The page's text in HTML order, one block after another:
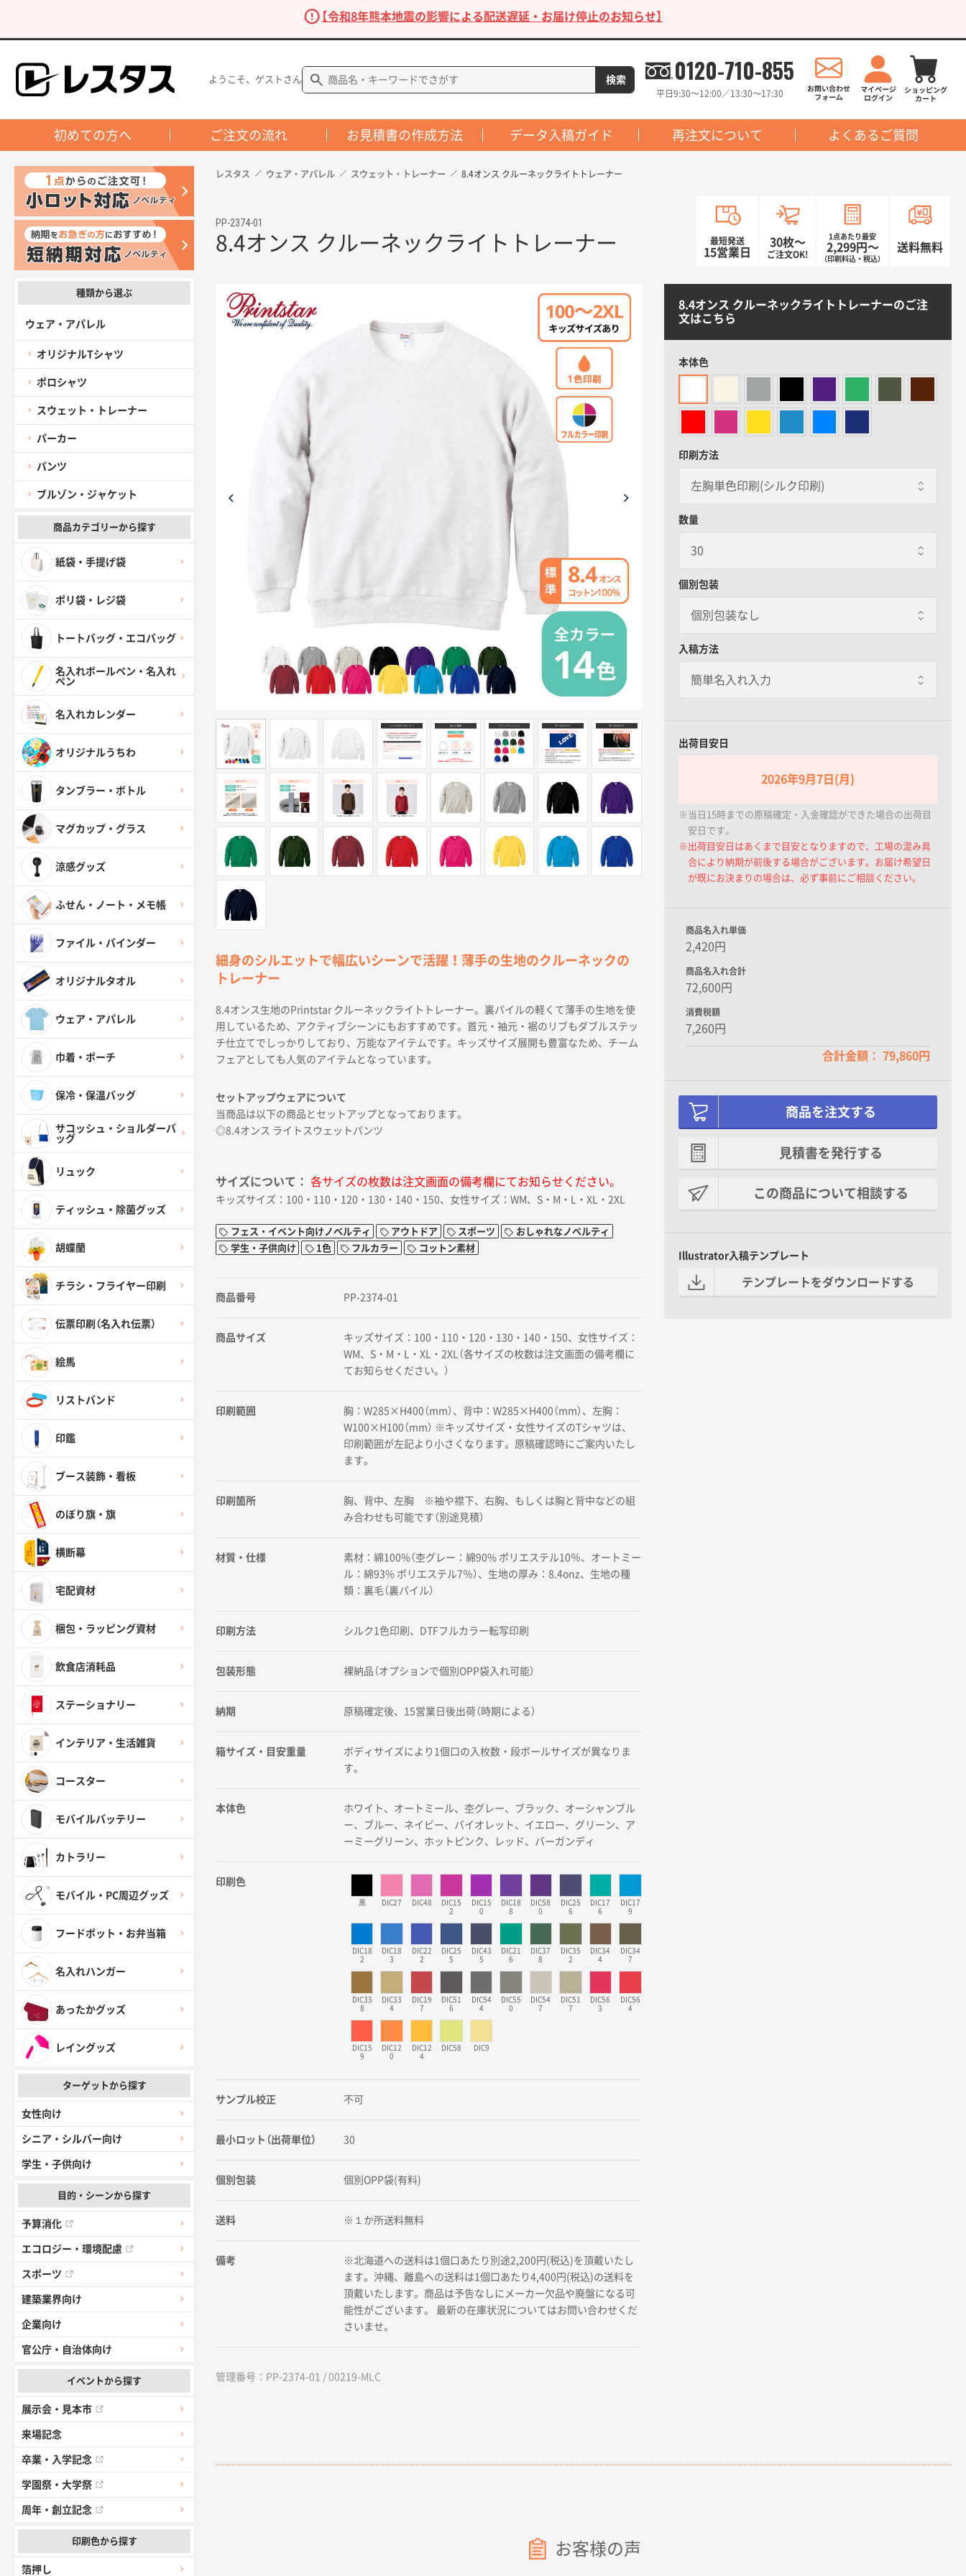
【令和8年熊本地震の影響による配送遅延・お届け停止のお知らせ】
ようこそ、ゲストさん 0120-710-855
平日9:30〜12:00／13:30〜17:30
初めての方へ ご注文の流れ お見積書の作成方法 データ入稿ガイド 再注文について よくあるご質問
種類から選ぶ
ウェア・アパレル
オリジナルTシャツ
ポロシャツ
スウェット・トレーナー
パーカー
パンツ
ブルゾン・ジャケット
商品カテゴリーから探す
紙袋・手提げ袋
ポリ袋・レジ袋
トートバッグ・エコバッグ
名入れボールペン・名入れ
ペン
名入れカレンダー
オリジナルうちわ
タンブラー・ボトル
マグカップ・グラス
涼感グッズ
ふせん・ノート・メモ帳
ファイル・バインダー
オリジナルタオル
ウェア・アパレル
巾着・ポーチ
保冷・保温バッグ
サコッシュ・ショルダーバ
ッグ
リュック
ティッシュ・除菌グッズ
胡蝶蘭
チラシ・フライヤー印刷
伝票印刷（名入れ伝票）
絵馬
リストバンド
印鑑
ブース装飾・看板
のぼり旗・旗
横断幕
宅配資材
梱包・ラッピング資材
飲食店消耗品
ステーショナリー
インテリア・生活雑貨
コースター
モバイルバッテリー
カトラリー
モバイル・PC周辺グッズ
フードポット・お弁当箱
名入れハンガー
あったかグッズ
レイングッズ
ターゲットから探す
女性向け
シニア・シルバー向け
学生・子供向け
目的・シーンから探す
予算消化
エコロジー・環境配慮
スポーツ
建築業界向け
企業向け
官公庁・自治体向け
イベントから探す
展示会・見本市
来場記念
卒業・入学記念
学園祭・大学祭
周年・創立記念
印刷色から探す
箔押し
レスタス ウェア・アパレル スウェット・トレーナー 8.4オンス クルーネックライトトレーナー
PP-2374-01
8.4オンス クルーネックライトトレーナー 最短発送
15営業日
30枚〜
ご注文OK!
1点あたり最安
2,299円〜
（印刷料込・税込）
送料無料
8.4オンス クルーネックライトトレーナーのご注
文はこちら
本体色
印刷方法
数量
個別包装
個別包装なし
一枚あたり+85.00円 / 3日出荷
入稿方法
出荷目安日
2026年9月7日(月)
※当日15時までの原稿確定・入金確認ができた場合の出荷目
安日です。
※出荷目安日はあくまで目安となりますので、工場の混み具
合により納期が前後する場合がございます。お届け希望日
が既にお決まりの場合は、必ず事前にご相談ください。
商品名入れ単価
2,420円
商品名入れ合計
72,600円
消費税額
7,260円
合計金額： 79,860円
商品を注文する
見積書を発行する
この商品について相談する
Illustrator入稿テンプレート
テンプレートをダウンロードする
細身のシルエットで幅広いシーンで活躍！薄手の生地のクルーネックの
トレーナー
8.4オンス生地のPrintstar クルーネックライトトレーナー。裏パイルの軽くて薄手の生地を使
用しているため、アクティブシーンにもおすすめです。首元・袖元・裾のリブもダブルステッ
チ仕立てでしっかりしており、万能なアイテムです。キッズサイズ展開も豊富なため、チーム
フェアとしても人気のアイテムとなっています。
セットアップウェアについて
当商品は以下の商品とセットアップとなっております。
◎8.4オンス ライトスウェットパンツ
サイズについて： 各サイズの枚数は注文画面の備考欄にてお知らせください。
キッズサイズ：100・110・120・130・140・150、女性サイズ：WM、S・M・L・XL・2XL
フェス・イベント向けノベルティ アウトドア スポーツ
おしゃれなノベルティ
学生・子供向け
1色 フルカラー コットン素材
商品番号 PP-2374-01
商品サイズ
キッズサイズ：100・110・120・130・140・150、女性サイズ：
WM、S・M・L・XL・2XL（各サイズの枚数は注文画面の備考欄に
てお知らせください。）
印刷範囲
胸：W285×H400（mm）、背中：W285×H400（mm）、左胸：
W100×H100（mm） ※キッズサイズ・女性サイズのTシャツは、
印刷範囲が左記より小さくなります。原稿確認時にご案内いたし
ます。
印刷箇所
胸、背中、左胸 ※袖や襟下、右胸、もしくは胸と背中などの組
み合わせも可能です（別途見積）
材質・仕様
素材：綿100%（杢グレー：綿90% ポリエステル10％、オートミー
ル：綿93% ポリエステル7％）、生地の厚み：8.4onz、生地の種
類：裏毛（裏パイル）
印刷方法 シルク1色印刷、DTFフルカラー転写印刷
包装形態 裸納品（オプションで個別OPP袋入れ可能）
納期 原稿確定後、15営業日後出荷（時期による）
箱サイズ・目安重量
ボディサイズにより1個口の入枚数・段ボールサイズが異なりま
す。
本体色
ホワイト、オートミール、杢グレー、ブラック、オーシャンブル
ー、ブルー、ネイビー、バイオレット、イエロー、グリーン、ア
ーミーグリーン、ホットピンク、レッド、バーガンディ
印刷色
黒 DIC27 DIC48
DIC15
2
DIC15
0
DIC18
8
DIC58
0
DIC25
6
DIC17
6
DIC17
9
DIC18
2
DIC18
3
DIC22
2
DIC25
5
DIC43
5
DIC21
6
DIC37
8
DIC35
2
DIC34
4
DIC34
7
DIC33
8
DIC33
4
DIC19
7
DIC51
6
DIC54
4
DIC55
0
DIC54
7
DIC51
7
DIC56
3
DIC56
4
DIC15
9
DIC12
0
DIC12
4
DIC58 DIC9
サンプル校正 不可
最小ロット（出荷単位） 30
個別包装 個別OPP袋(有料)
送料 ※１か所送料無料
備考
※北海道への送料は1個口あたり別途2,200円(税込)を頂戴いたし
ます。沖縄、離島への送料は1個口あたり4,400円(税込)の送料を
頂戴いたします。商品は予告なしにメーカー欠品や廃盤になる可
能性がございます。 最新の在庫状況についてはお問い合わせくだ
さいませ。
管理番号：PP-2374-01 / 00219-MLC
お客様の声